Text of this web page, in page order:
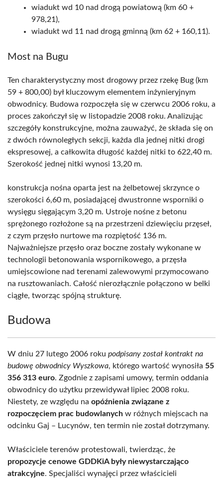
wiadukt wd 10 nad drogą powiatową (km 60 +
978,21),
wiadukt wd 11 nad drogą gminną (km 62 + 160,11).
Most na Bugu
Ten charakterystyczny most drogowy przez rzekę Bug (km
59 + 800,00) był kluczowym elementem inżynieryjnym
obwodnicy. Budowa rozpoczęła się w czerwcu 2006 roku, a
proces zakończył się w listopadzie 2008 roku. Analizując
szczegóły konstrukcyjne, można zauważyć, że składa się on
z dwóch równoległych sekcji, każda dla jednej nitki drogi
ekspresowej, a całkowita długość każdej nitki to 622,40 m.
Szerokość jednej nitki wynosi 13,20 m.
konstrukcja nośna oparta jest na żelbetowej skrzynce o
szerokości 6,60 m, posiadającej dwustronne wsporniki o
wysięgu sięgającym 3,20 m. Ustroje nośne z betonu
sprężonego rozłożone są na przestrzeni dziewięciu przęseł,
z czym przęsło nurtowe ma rozpiętość 136 m.
Najważniejsze przęsło oraz boczne zostały wykonane w
technologii betonowania wspornikowego, a przęsła
umiejscowione nad terenami zalewowymi przymocowano
na rusztowaniach. Całość nierozłącznie połączono w belki
ciągłe, tworząc spójną strukturę.
Budowa
W dniu 27 lutego 2006 roku podpisany został kontrakt na
budowę obwodnicy Wyszkowa, którego wartość wynosiła 55
356 313 euro. Zgodnie z zapisami umowy, termin oddania
obwodnicy do użytku przewidywał lipiec 2008 roku.
Niestety, ze względu na opóźnienia związane z
rozpoczęciem prac budowlanych w różnych miejscach na
odcinku Gaj – Lucynów, ten termin nie został dotrzymany.
Właściciele terenów protestowali, twierdząc, że
propozycje cenowe GDDKiA były niewystarczająco
atrakcyjne. Specjaliści wynajęci przez właścicieli